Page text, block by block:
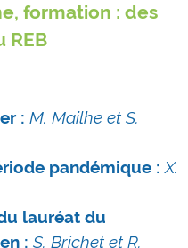
formation : des
REB
: M. Mailhe et S.
pandémique : X.
lauréat du
: S. Brichet et R.